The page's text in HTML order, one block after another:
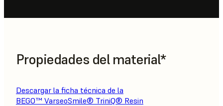
Propiedades del material*
Descargar la ficha técnica de la
BEGO™ VarseoSmile® TriniQ® Resin